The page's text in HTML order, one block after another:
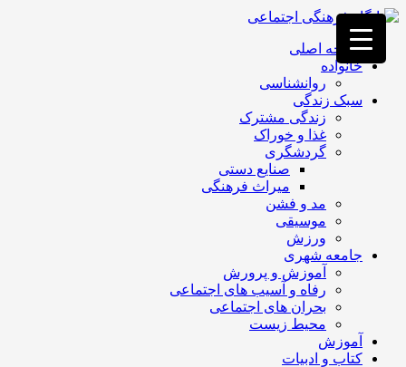
فصد
خون
غرب
تهران
خشکشویی
تصفیه
تهران
صفحه اصلی
خانواده
روانشناسی
سبک زندگی
زندگی مشترک
غذا و خوراک
گردشگری
صنایع دستی
میراث فرهنگی
مد و فشن
موسیقی
ورزش
جامعه شهری
آموزش و پرورش
رفاه و آسیب های اجتماعی
بحران های اجتماعی
محیط زیست
آموزش
کتاب و ادبیات